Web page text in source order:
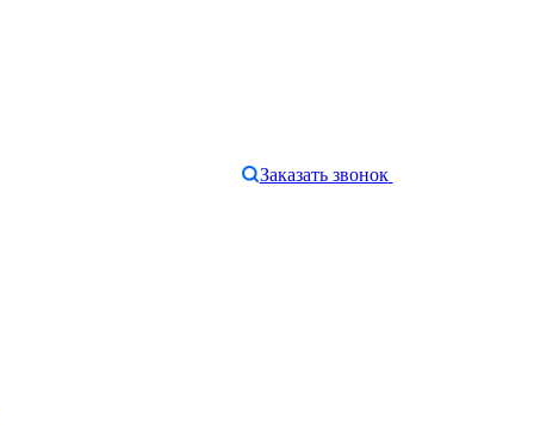
Заказать звонок